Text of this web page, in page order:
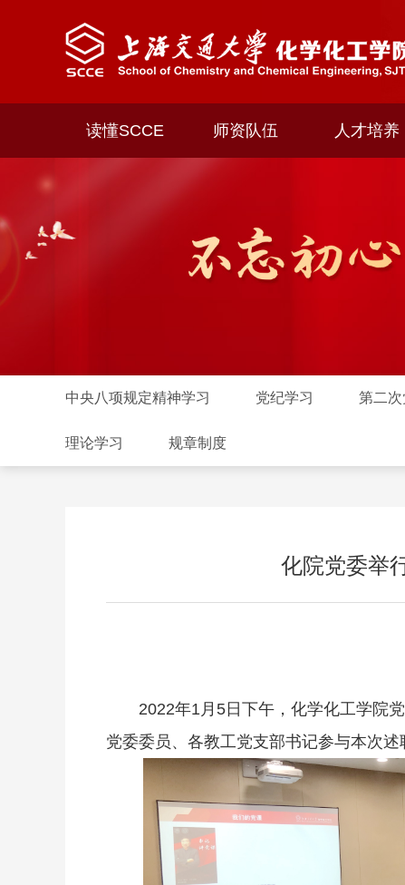
读懂SCCE 师资队伍 人才培养
中央八项规定精神学习 党纪学习 第二
理论学习 规章制度
化院党委举
2022年1月5日下午，化学化工学院
党委委员、各教工党支部书记参与本次述